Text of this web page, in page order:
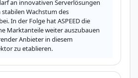
an innovativen Serverlösungen
Wachstum des
In der Folge hat ASPEED die
Marktanteile weiter auszubauen
Anbieter in diesem
zu etablieren.